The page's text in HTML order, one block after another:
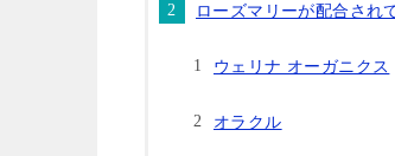
ローズマリーが配合され
ウェリナ オーガニクス
オラクル